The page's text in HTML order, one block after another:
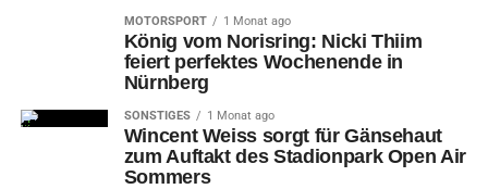
MOTORSPORT 1 Monat ago
König vom Norisring: Nicki Thiim
feiert perfektes Wochenende in
Nürnberg
SONSTIGES 1 Monat ago
Wincent Weiss sorgt für Gänsehaut
zum Auftakt des Stadionpark Open Air
Sommers